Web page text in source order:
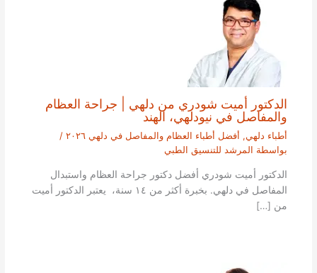
الدكتور أميت شودري من دلهي | جراحة العظام
والمفاصل في نيودلهي، الهند
أطباء دلهي, أفضل أطباء العظام والمفاصل في دلهي ٢٠٢٦
/
بواسطة المرشد للتنسيق الطبي
الدكتور أميت شودري أفضل دكتور جراحة العظام واستبدال
المفاصل في دلهي. بخبرة أكثر من ١٤ سنة، يعتبر الدكتور أميت
من […]